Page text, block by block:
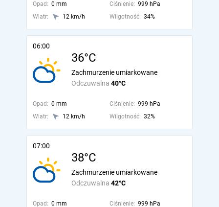
Opad: 0 mm Ciśnienie: 999 hPa
Wiatr:
12 km/h Wilgotność: 34%
06:00
36°C
Odczuwalna 40°C
Zachmurzenie umiarkowane
Opad: 0 mm Ciśnienie: 999 hPa
Wiatr:
12 km/h Wilgotność: 32%
07:00
38°C
Odczuwalna 42°C
Zachmurzenie umiarkowane
Opad: 0 mm Ciśnienie: 999 hPa